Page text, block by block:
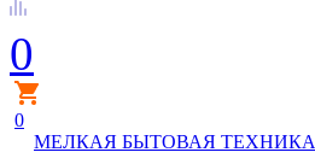
0
0
МЕЛКАЯ БЫТОВАЯ ТЕХНИКА